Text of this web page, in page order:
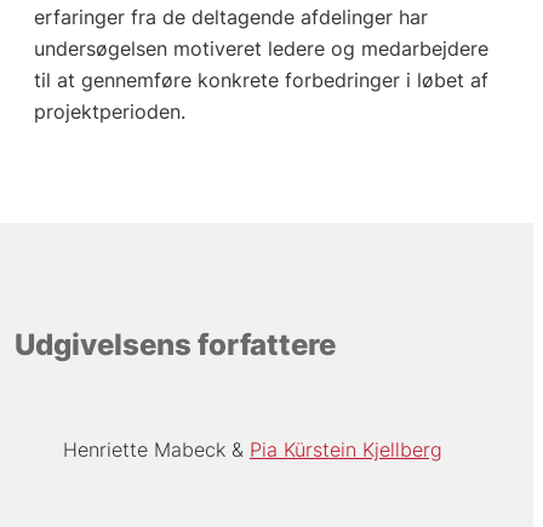
erfaringer fra de deltagende afdelinger har
undersøgelsen motiveret ledere og medarbejdere
til at gennemføre konkrete forbedringer i løbet af
projektperioden.
Udgivelsens forfattere
Henriette Mabeck Pia Kürstein Kjellberg